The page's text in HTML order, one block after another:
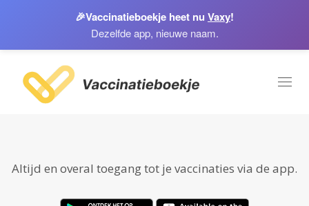
🎉Vaccinatieboekje heet nu Vaxy!
Dezelfde app, nieuwe naam.
Altijd en overal toegang tot je vaccinaties via de app.